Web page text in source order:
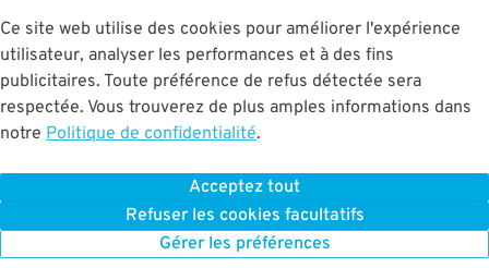
Ce site web utilise des cookies pour améliorer l'expérience
utilisateur, analyser les performances et à des fins
publicitaires. Toute préférence de refus détectée sera
respectée. Vous trouverez de plus amples informations dans
notre Politique de confidentialité.
Acceptez tout
Refuser les cookies facultatifs
Gérer les préférences
Upon departure, scan parking pass at exit gate
BOOK NOW